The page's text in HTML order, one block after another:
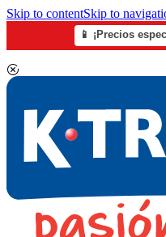
Skip to contentSkip to
📱 ¡Precios